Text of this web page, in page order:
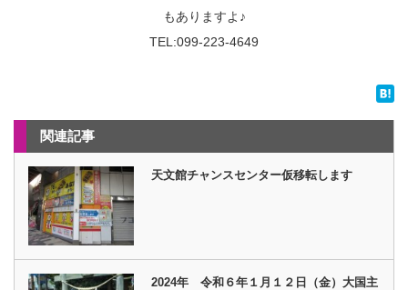
もありますよ♪
TEL:099-223-4649
関連記事
天文館チャンスセンター仮移転します
2024年 令和６年１月１２日（金）大国主